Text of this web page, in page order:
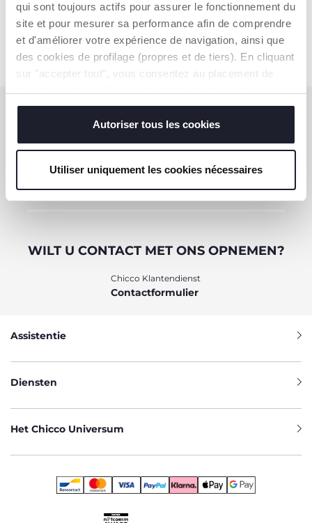
qui sont toujours actifs pour assurer le fonctionnement du
site et pour mesurer sa performance afin de comprendre
et d'améliorer votre expérience de navigation, ainsi que
des cookies de profilage (propres et de tiers). En cliquant
sur "accepter tout", vous consentez au placement de
modifier ou révoquer le consentement de tous les
cookies ou de certains d'entre eux, cliquez sur "afficher
les détails". En fermant cette bannière, vous consentez à
sont indispensables pour profiter du service demandé.
Autoriser tous les cookies
Utiliser uniquement les cookies nécessaires
TOEVOEGEN TOEVOEGEN
geven.
WILT U CONTACT MET ONS OPNEMEN?
Chicco Klantendienst
Contactformulier
Assistentie
Diensten
Het Chicco Universum